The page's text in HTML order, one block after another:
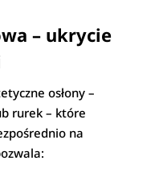
– ukrycie
osłony –
rurek – które
na